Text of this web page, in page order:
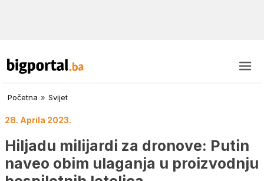
Početna » Svijet
28. Aprila 2023.
Hiljadu milijardi za dronove: Putin
naveo obim ulaganja u proizvodnju